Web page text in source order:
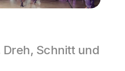
Schnitt und